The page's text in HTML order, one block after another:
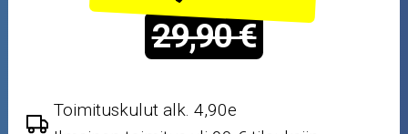
29,90 €
Toimituskulut alk. 4,90e